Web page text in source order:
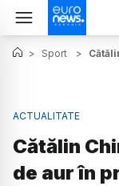
> Sport >
ACTUALITATE
Cătălin
de aur în